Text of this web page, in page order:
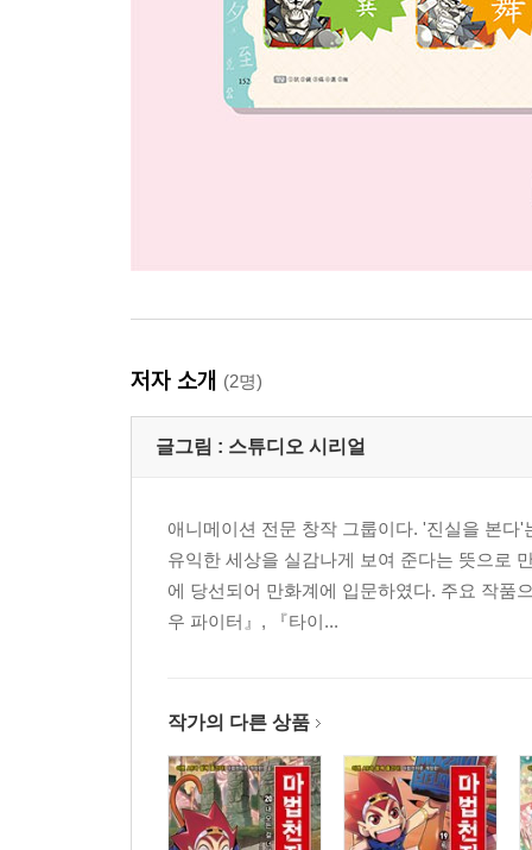
저자 소개 (2명)
글그림 : 스튜디오 시리얼
애니메이션 전문 창작 그룹이다. '진실을 본다
유익한 세상을 실감나게 보여 준다는 뜻으로
에 당선되어 만화계에 입문하였다. 주요 작품
우 파이터』, 『타이...
작가의 다른 상품